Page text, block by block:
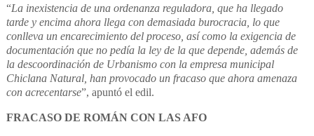
“La inexistencia de una ordenanza reguladora, que ha llegado
tarde y encima ahora llega con demasiada burocracia, lo que
conlleva un encarecimiento del proceso, así como la exigencia de
documentación que no pedía la ley de la que depende, además de
la descoordinación de Urbanismo con la empresa municipal
Chiclana Natural, han provocado un fracaso que ahora amenaza
con acrecentarse”, apuntó el edil.
FRACASO DE ROMÁN CON LAS AFO